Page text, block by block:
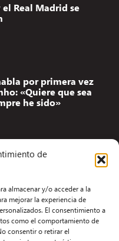
de
almacenar y/o acceder a la
mejorar la experiencia de
El consentimiento a
como el comportamiento de
consentir o retirar el
Real Madrid se
por primera vez
«Quiere que sea
he sido»